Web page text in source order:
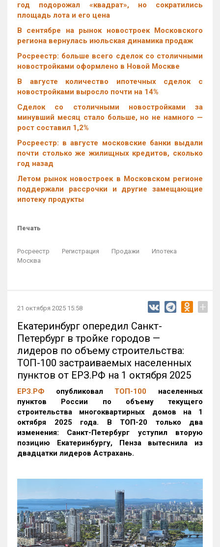
год подорожал «квадрат», но сократились
площадь лота и его цена
В сентябре на рынок новостроек Московского
региона вернулась июльская динамика продаж
Росреестр: больше всего сделок со столичными
новостройками оформлено в Новой Москве
В августе количество ипотечных сделок с
новостройками выросло почти на 14%
Cделок со столичными новостройками за
минувший месяц стало больше, но не намного —
рост составил 1,2%
Росреестр: в августе московские банки выдали
почти столько же жилищных кредитов, сколько
год назад
Летом рынок новостроек в Московском регионе
поддержали рассрочки и другие замещающие
ипотеку продукты
Печать
Росреестр Регистрация Продажи
Ипотека
Москва
21 октября 2025 15:58 +
Екатеринбург опередил Санкт-
Петербург в тройке городов —
лидеров по объему строительства:
ТОП-100 застраиваемых населенных
пунктов от ЕРЗ.РФ на 1 октября 2025
ЕРЗ.РФ опубликовал ТОП-100 населенных
пунктов России по объему текущего
строительства многоквартирных домов на 1
октября 2025 года. В ТОП-20 только два
изменения: Санкт-Петербург уступил вторую
позицию Екатеринбургу, Пенза вытеснила из
двадцатки лидеров Астрахань.